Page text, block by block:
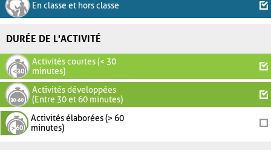
En classe et hors classe
DURÉE DE L'ACTIVITÉ
Activités courtes (< 30
minutes)
Activités développées
(Entre 30 et 60 minutes)
Activités élaborées (> 60
minutes)